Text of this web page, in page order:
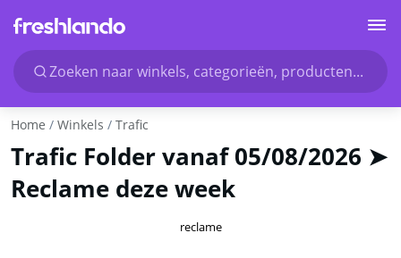
Zoeken naar winkels, categorieën, producten...
Home Winkels Trafic
Trafic Folder vanaf 05/08/2026 ➤
Reclame deze week
reclame